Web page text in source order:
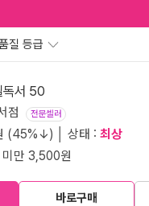
질 등급
독서 50
점 전문셀러
(45%↓) │ 상태 : 최상
만 3,500원
바로구매